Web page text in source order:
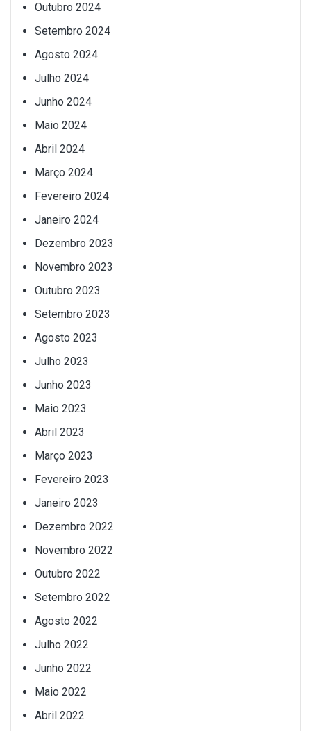
Outubro 2024
Setembro 2024
Agosto 2024
Julho 2024
Junho 2024
Maio 2024
Abril 2024
Março 2024
Fevereiro 2024
Janeiro 2024
Dezembro 2023
Novembro 2023
Outubro 2023
Setembro 2023
Agosto 2023
Julho 2023
Junho 2023
Maio 2023
Abril 2023
Março 2023
Fevereiro 2023
Janeiro 2023
Dezembro 2022
Novembro 2022
Outubro 2022
Setembro 2022
Agosto 2022
Julho 2022
Junho 2022
Maio 2022
Abril 2022